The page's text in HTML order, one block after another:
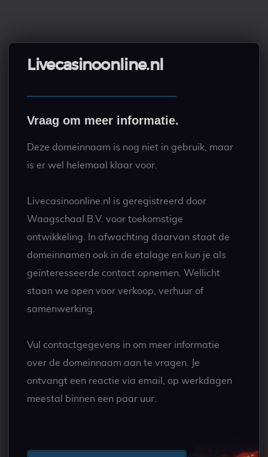
Livecasinoonline.nl
Vraag om meer informatie.
Deze domeinnaam is nog niet in gebruik, maar
is er wel helemaal klaar voor.
Livecasinoonline.nl is geregistreerd door
Waagschaal B.V. voor toekomstige
ontwikkeling. In afwachting daarvan staat de
domeinnamen ook in de etalage en kun je als
geïnteresseerde contact opnemen. Wellicht
staan we open voor verkoop, verhuur of
samenwerking.
Vul contactgegevens in om meer informatie
over de domeinnaam aan te vragen. Je
ontvangt een reactie via email, op werkdagen
meestal binnen een paar uur.